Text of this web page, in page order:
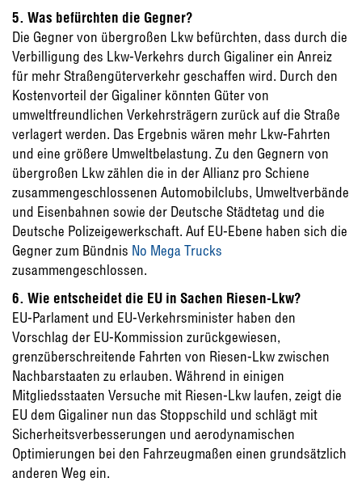
5. Was befürchten die Gegner?
Die Gegner von übergroßen Lkw befürchten, dass durch die
Verbilligung des Lkw-Verkehrs durch Gigaliner ein Anreiz
für mehr Straßengüterverkehr geschaffen wird. Durch den
Kostenvorteil der Gigaliner könnten Güter von
umweltfreundlichen Verkehrsträgern zurück auf die Straße
verlagert werden. Das Ergebnis wären mehr Lkw-Fahrten
und eine größere Umweltbelastung. Zu den Gegnern von
übergroßen Lkw zählen die in der Allianz pro Schiene
zusammengeschlossenen Automobilclubs, Umweltverbände
und Eisenbahnen sowie der Deutsche Städtetag und die
Deutsche Polizeigewerkschaft. Auf EU-Ebene haben sich die
Gegner zum Bündnis No Mega Trucks
zusammengeschlossen.
6. Wie entscheidet die EU in Sachen Riesen-Lkw?
EU-Parlament und EU-Verkehrsminister haben den
Vorschlag der EU-Kommission zurückgewiesen,
grenzüberschreitende Fahrten von Riesen-Lkw zwischen
Nachbarstaaten zu erlauben. Während in einigen
Mitgliedsstaaten Versuche mit Riesen-Lkw laufen, zeigt die
EU dem Gigaliner nun das Stoppschild und schlägt mit
Sicherheitsverbesserungen und aerodynamischen
Optimierungen bei den Fahrzeugmaßen einen grundsätzlich
anderen Weg ein.